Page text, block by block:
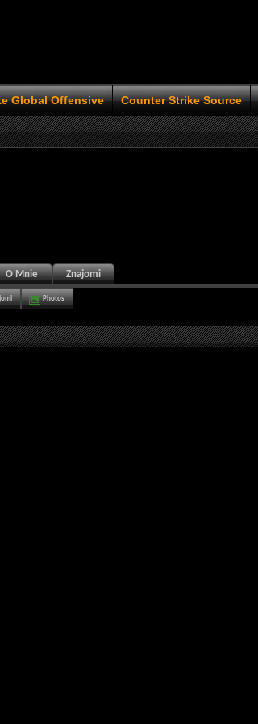
Global Offensive Counter Strike Source
O Mnie Znajomi
Photos